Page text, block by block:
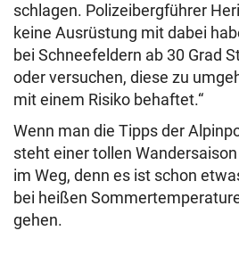
schlagen. Polizeibergführer
keine Ausrüstung mit dabei
bei Schneefeldern ab 30 Grad
oder versuchen, diese zu
mit einem Risiko behaftet.“
Wenn man die Tipps der
steht einer tollen
im Weg, denn es ist schon
bei heißen
gehen.